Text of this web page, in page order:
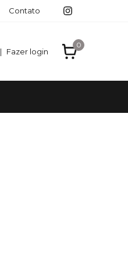
Contato
| Fazer login
0